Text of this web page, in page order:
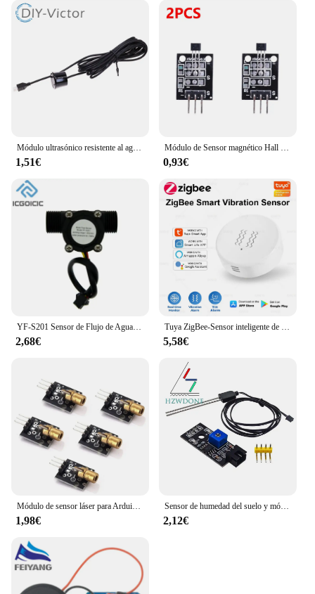
Módulo ultrasónico resistente al agua, sensor transductor integrado de medición a distancia para arduino, JSN-SR04T / AJ-SR04M
1,51€
Módulo de Sensor magnético Hall estándar, 1-10 piezas, KY-003, A3144, funciona con placa Arduino, módulo de Sensor magnético de efecto Hall para Arduino
0,93€
YF-S201 Sensor de Flujo de Agua de 12V CC 5-18V caudalímetro Sensor de Flujo Hall Control de Agua interruptor de Sensor de Flujo de Líquido 1-30L/min 2.0MPa
2,68€
Tuya ZigBee-Sensor inteligente de vibración y inclinación, monitoreo en tiempo Real, alarma de detección de puerta y ventana, sistema de protección de seguridad para el hogar inteligente
5,58€
1,98€
Sensor de humedad del suelo y módulo Detector de suelo, prueba de humedad del suelo, sonda de resistencia a la corrosión para Arduino
2,12€